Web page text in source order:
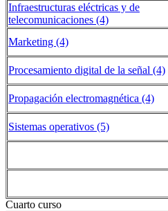
Infraestructuras eléctricas y de
telecomunicaciones (4)
Marketing (4)
Procesamiento digital de la señal (4)
Propagación electromagnética (4)
Sistemas operativos (5)
Cuarto curso